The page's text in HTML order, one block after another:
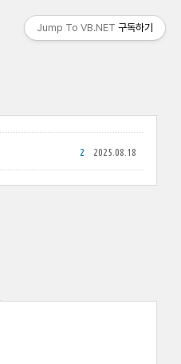
2025.08.18
2
Jump To VB.NET 구독하기